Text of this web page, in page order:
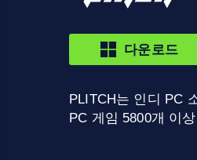
다운로드
PLITCH는 인디 PC
PC 게임 5800개 이